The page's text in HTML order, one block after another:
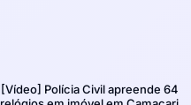
[Vídeo] Polícia Civil apreende 64